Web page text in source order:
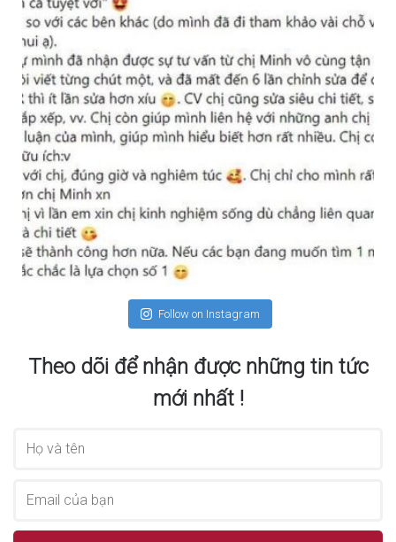
Follow on Instagram
Theo dõi để nhận được những tin tức
mới nhất !